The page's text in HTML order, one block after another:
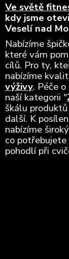
Ve světě
kdy jsme
Veselí nad
Nabízíme
které vám
cílů. Pro ty,
nabízíme
výživy. Péče
naší kategorii "
škálu
další. K
nabízíme široký
co potřebujete
pohodlí při